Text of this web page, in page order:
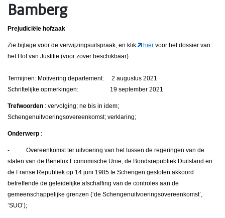
Bamberg
Prejudiciële hofzaak
Zie bijlage voor de verwijzingsuitspraak, en klik hier voor het dossier van
het Hof van Justitie (voor zover beschikbaar).
Termijnen: Motivering departement: 2 augustus 2021
Schriftelijke opmerkingen: 19 september 2021
Trefwoorden : vervolging; ne bis in idem;
Schengenuitvoeringsovereenkomst; verklaring;
Onderwerp :
- Overeenkomst ter uitvoering van het tussen de regeringen van de
staten van de Benelux Economische Unie, de Bondsrepubliek Duitsland en
de Franse Republiek op 14 juni 1985 te Schengen gesloten akkoord
betreffende de geleidelijke afschaffing van de controles aan de
gemeenschappelijke grenzen (‘de Schengenuitvoeringsovereenkomst’,
‘SUO’);